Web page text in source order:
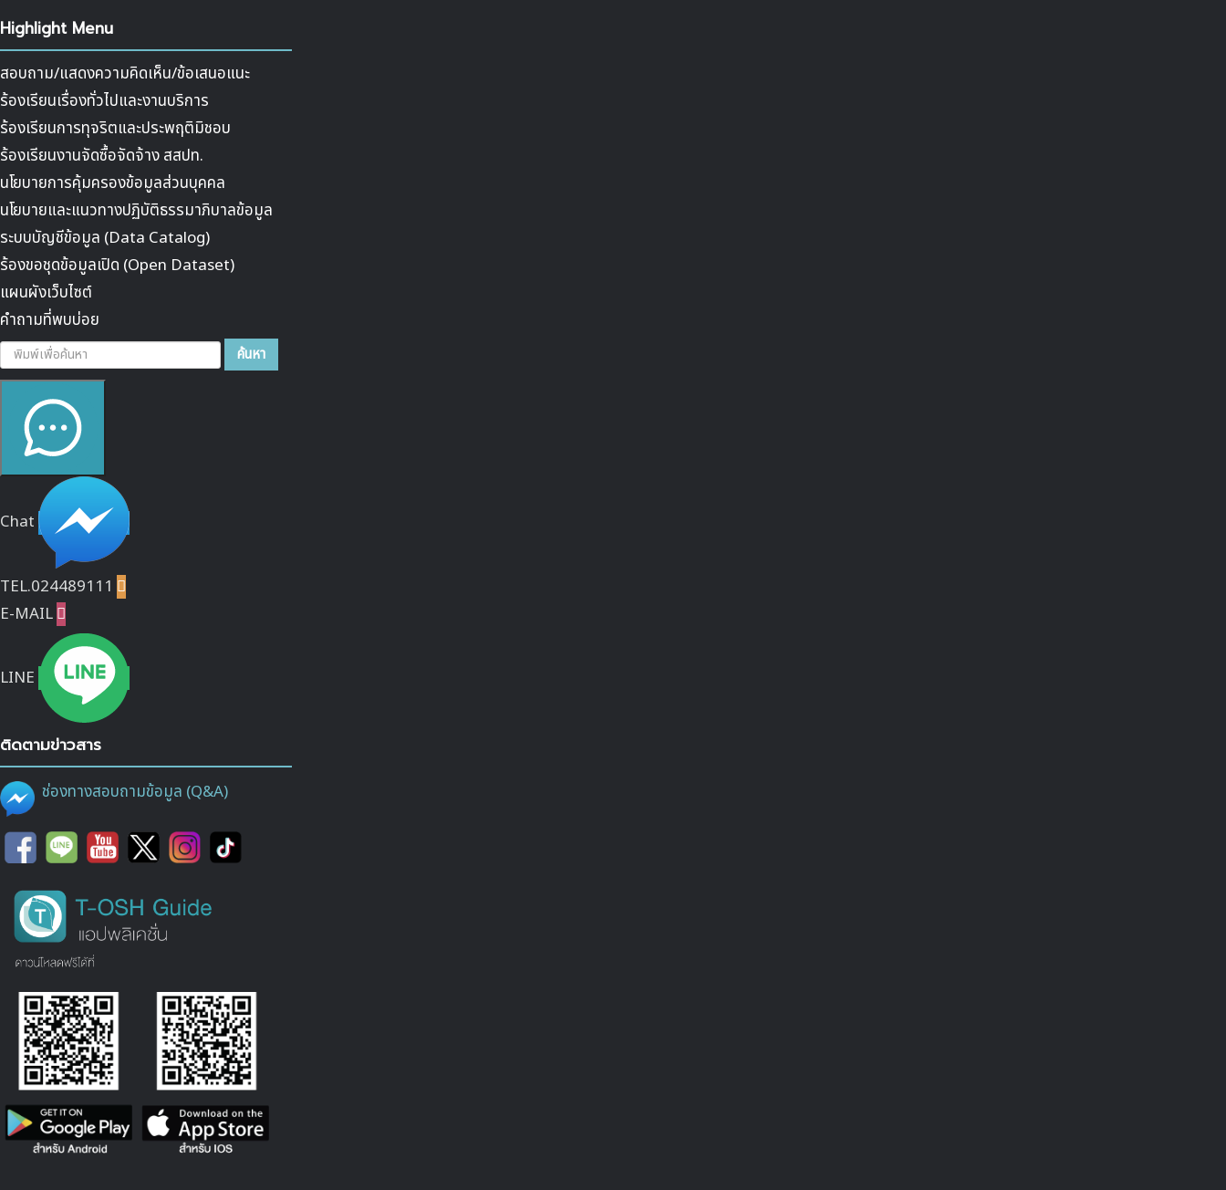
Highlight Menu
สอบถาม/แสดงความคิดเห็น/ข้อเสนอแนะ
ร้องเรียนเรื่องทั่วไปและงานบริการ
ร้องเรียนการทุจริตและประพฤติมิชอบ
ร้องเรียนงานจัดซื้อจัดจ้าง สสปท.
นโยบายการคุ้มครองข้อมูลส่วนบุคคล
นโยบายและแนวทางปฏิบัติธรรมาภิบาลข้อมูล
ระบบบัญชีข้อมูล (Data Catalog)
ร้องขอชุดข้อมูลเปิด (Open Dataset)
แผนผังเว็บไซต์
คำถามที่พบบ่อย
ค้นหา... ค้นหา
Chat
TEL.024489111 
E-MAIL
LINE
ติดตามข่าวสาร
ช่องทางสอบถามข้อมูล (Q&A)